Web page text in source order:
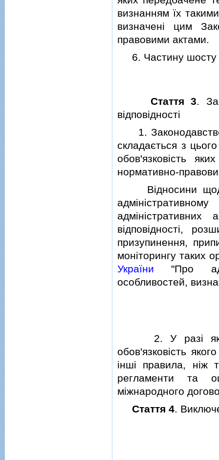
визнанням їх
визначенi цим
правовими актами.
6. Частину шосту
Стаття 3.
вiдповiдностi
1. Законодавство
складається з
обов'язковiсть
нормативно-
Вiдносини щодо
вiдповiдностi,
призупинення,
монiторингу таких
України "Про
особливостей,
2. У разi якщо
обов'язковiсть
iншi правила, нiж
регламенти та
мiжнародного
Стаття 4.